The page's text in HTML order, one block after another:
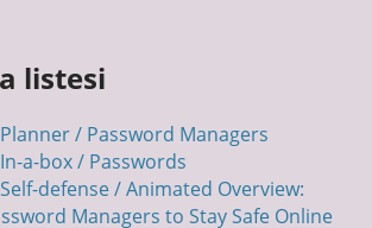
listesi
/ Password Managers
a-box / Passwords
defense / Animated Overview:
Managers to Stay Safe Online